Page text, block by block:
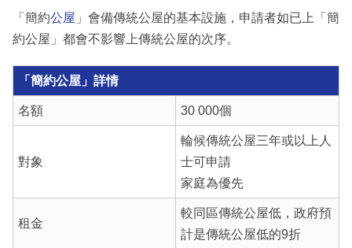
「簡約公屋 」會備傳統公屋的基本設施，申請者如已上「簡
約公屋」都會不影響上傳統公屋的次序。
「簡約公屋」詳情
名額 30 000個
對象
輪候傳統公屋三年或以上人
士可申請
家庭為優先
租金
較同區傳統公屋低，政府預
計是傳統公屋低的9折